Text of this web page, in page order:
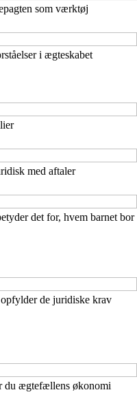
som værktøj
i ægteskabet
med aftaler
det for, hvem barnet bor
de juridiske krav
du ægtefællens økonomi